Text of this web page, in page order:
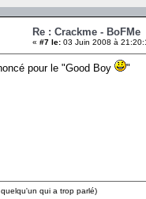
Re : Crackme - BoFMe
« #7 le: 03 Juin 2008 à
pour le "Good Boy "
qui a trop parlé)